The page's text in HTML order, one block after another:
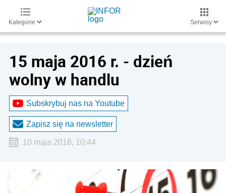
Kategorie Serwisy
15 maja 2016 r. - dzień
wolny w handlu
Subskrybuj nas na Youtube
Zapisz się na newsletter
10 maja 2016, 10:44